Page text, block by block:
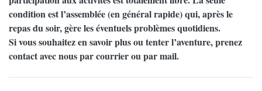
condition est l’assemblée (en général rapide) qui, après le
repas du soir, gère les éventuels problèmes quotidiens.
Si vous souhaitez en savoir plus ou tenter l’aventure, prenez
contact avec nous par courrier ou par mail.